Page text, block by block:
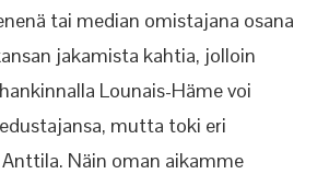
tai median omistajana osana
jakamista kahtia, jolloin
Lounais-Häme voi
mutta toki eri
Näin oman aikamme